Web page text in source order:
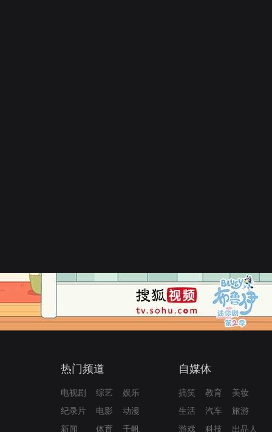
热门频道
电视剧 综艺
娱乐
纪录片
电影
动漫
新闻
体育 千帆
自媒体
搞笑 教育
美妆
生活
汽车
旅游
游戏
科技 出品人